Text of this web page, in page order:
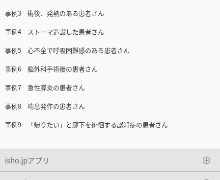
事例3 術後、発熱のある患者さん
事例4 ストーマ造設した患者さん
事例5 心不全で呼吸困難感のある患者さん
事例6 脳外科手術後の患者さん
事例7 急性膵炎の患者さん
事例8 喘息発作の患者さん
事例9 「帰りたい」と廊下を徘徊する認知症の患者さん
isho.jpアプリ